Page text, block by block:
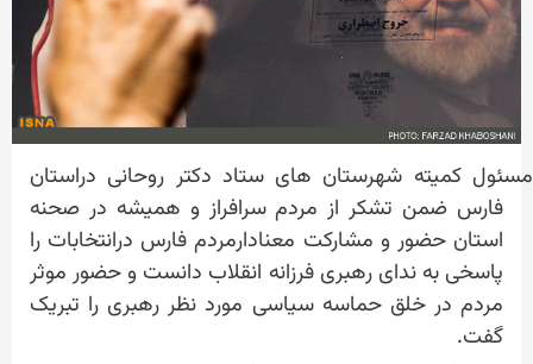
مسئول کمیته شهرستان های ستاد دکتر روحانی دراستان
فارس ضمن تشکر از مردم سرافراز و همیشه در صحنه
استان حضور و مشارکت معنادارمردم فارس درانتخابات را
پاسخی به ندای رهبری فرزانه انقلاب دانست و حضور موثر
مردم در خلق حماسه سیاسی مورد نظر رهبری را تبریک
گفت.